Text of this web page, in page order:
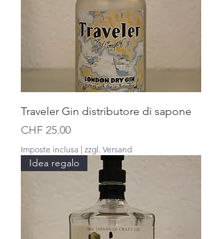
Traveler Gin distributore di sapone
Prezzo
CHF 25.00
Imposte inclusa | zzgl. Versand
Idea regalo